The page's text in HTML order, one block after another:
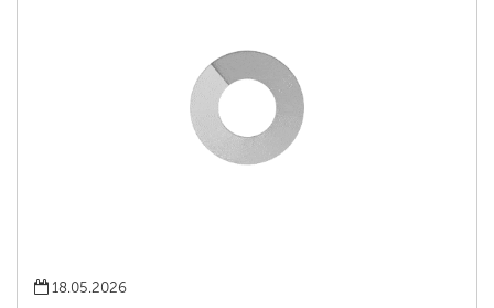
18.05.2026